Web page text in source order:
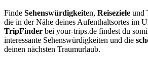
Finde Sehenswürdigkeiten, Reiseziele und
die in der Nähe deines Aufenthaltsortes im
TripFinder bei your-trips.de findest du
interessante Sehenswürdigkeiten und die
deinen nächsten Traumurlaub.